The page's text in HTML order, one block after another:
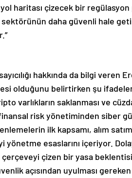
haritası çizecek bir regülasyon
daha güvenli hale
hakkında da bilgi veren
olduğunu belirtirken şu
varlıkların saklanması ve
finansal risk yönetiminden siber
ilk kapsamı, alım
esaslarını içeriyor.
çizen bir yasa
açısından uyulması